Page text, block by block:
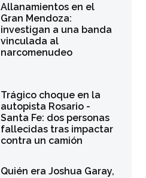
Allanamientos en el
Gran Mendoza:
investigan a una banda
vinculada al
narcomenudeo
Trágico choque en la
autopista Rosario -
Santa Fe: dos personas
fallecidas tras impactar
contra un camión
Quién era Joshua Garay,